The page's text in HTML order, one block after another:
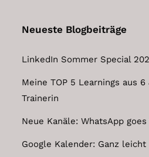
Neueste Blogbeiträge
LinkedIn Sommer Special
Meine TOP 5 Learnings aus
Trainerin
Neue Kanäle: WhatsApp goes
Google Kalender: Ganz